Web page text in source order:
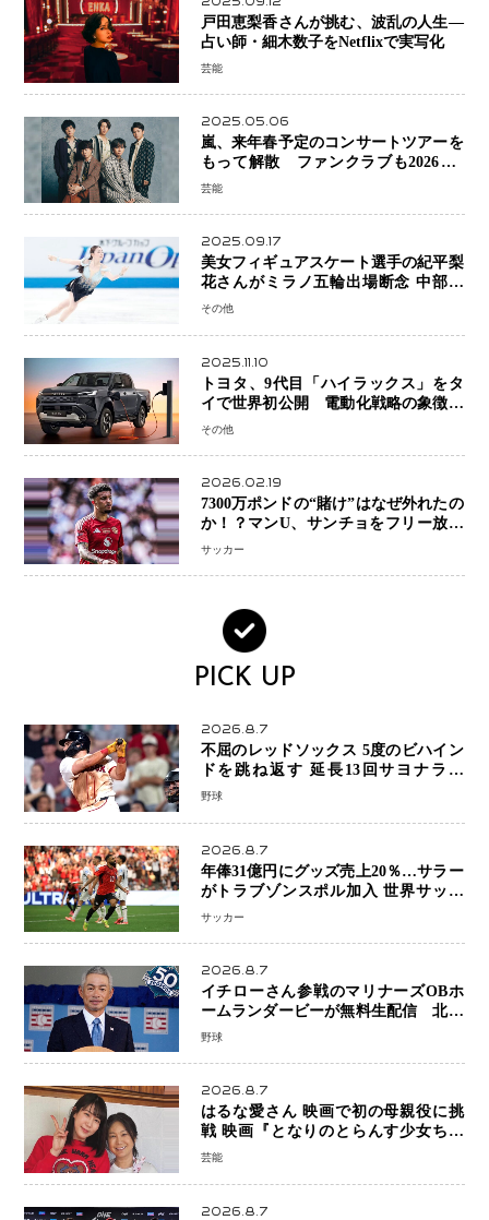
戸田恵梨香さんが挑む、波乱の人生―
占い師・細木数子をNetflixで実写化
芸能
2025.05.06
嵐、来年春予定のコンサートツアーを
もって解散 ファンクラブも2026年5
月末で活動終了
芸能
2025.09.17
美女フィギュアスケート選手の紀平梨
花さんがミラノ五輪出場断念 中部選
手権欠場を発表「安全最優先の判断」
その他
2025.11.10
トヨタ、9代目「ハイラックス」をタ
イで世界初公開 電動化戦略の象徴と
なるBEVモデルを初設定
その他
2026.02.19
7300万ポンドの“賭け”はなぜ外れたの
か！？マンU、サンチョをフリー放出
へ・・・補強戦略の転換点に
サッカー
PICK UP
2026.8.7
不屈のレッドソックス 5度のビハイン
ドを跳ね返す 延長13回サヨナラ勝
ち 吉田正尚選手も2安打1打点で貢献 4
野球
2026.8.7
年俸31億円にグッズ売上20％…サラー
がトラブゾンスポル加入 世界サッカ
ーは「五大リーグ一強」から新時代へ
サッカー
2026.8.7
イチローさん参戦のマリナーズOBホ
ームランダービーが無料生配信 北米
ならではの“魅せる興行”に世界が注目
野球
2026.8.7
はるな愛さん 映画で初の母親役に挑
戦 映画『となりのとらんす少女ちゃ
ん』11月7日公開 未来の自分との対話
芸能
2026.8.7